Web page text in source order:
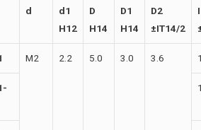
d
d1
H12
D
H14
D1
H14
D2
±IT14/2
I
М2 2.2 5.0 3.0 3.6